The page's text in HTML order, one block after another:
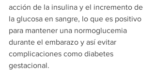
acción de la insulina y el incremento de
la glucosa en sangre, lo que es positivo
para mantener una normoglucemia
durante el embarazo y así evitar
complicaciones como diabetes
gestacional.